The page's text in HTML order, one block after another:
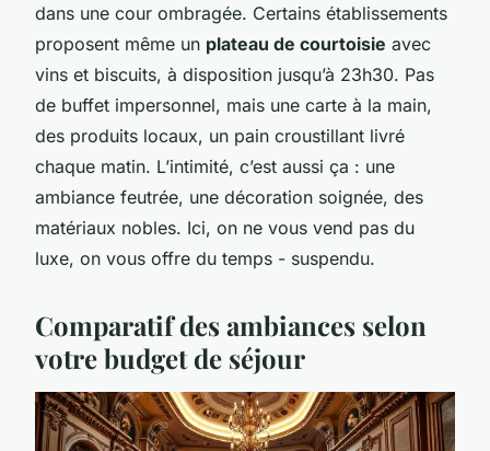
dans une cour ombragée. Certains établissements
proposent même un plateau de courtoisie avec
vins et biscuits, à disposition jusqu’à 23h30. Pas
de buffet impersonnel, mais une carte à la main,
des produits locaux, un pain croustillant livré
chaque matin. L’intimité, c’est aussi ça : une
ambiance feutrée, une décoration soignée, des
matériaux nobles. Ici, on ne vous vend pas du
luxe, on vous offre du temps - suspendu.
Comparatif des ambiances selon
votre budget de séjour